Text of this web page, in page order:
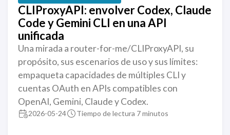
CLIProxyAPI: envolver Codex, Claude
Code y Gemini CLI en una API
unificada
Una mirada a router-for-me/CLIProxyAPI, su
propósito, sus escenarios de uso y sus límites:
empaqueta capacidades de múltiples CLI y
cuentas OAuth en APIs compatibles con
OpenAI, Gemini, Claude y Codex.
2026-05-24 Tiempo de lectura 7 minutos